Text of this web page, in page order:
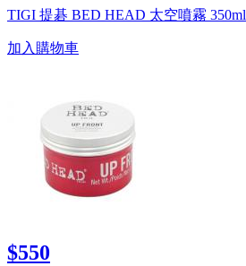
TIGI 提碁 BED HEAD 太空噴霧 350ml
加入購物車
$550